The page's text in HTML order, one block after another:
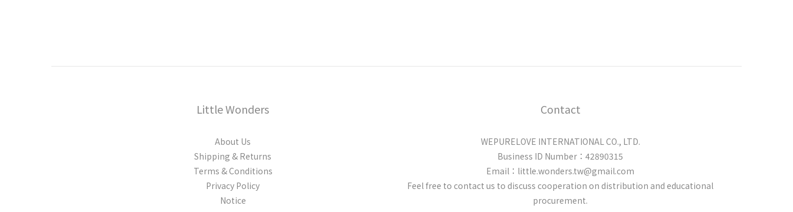
Little Wonders
About Us
Shipping & Returns
Terms & Conditions
Privacy Policy
Notice
Contact
WEPURELOVE INTERNATIONAL CO., LTD.
Business ID Number：42890315
Email：little.wonders.tw@gmail.com
Feel free to contact us to discuss cooperation on distribution and educational
procurement.